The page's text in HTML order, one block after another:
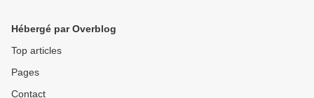
Hébergé par Overblog
Top articles
Pages
Contact